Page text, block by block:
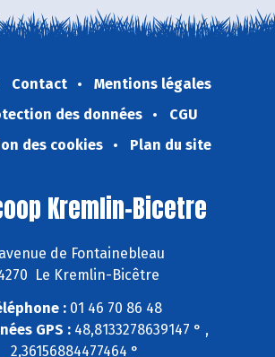
Contact
Mentions légales
des données
CGU
des cookies
Plan du site
Kremlin-Bicetre
de Fontainebleau
Le Kremlin-Bicêtre
: 01 46 70 86 48
GPS : 48,8133278639147 ° ,
2,36156884477464 °